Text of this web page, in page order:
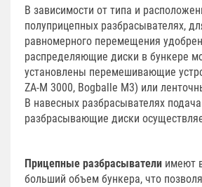
В зависимости от типа и
полуприцепных разбрасывателях,
равномерного перемещения
распределяющие диски в бункере
установлены перемешивающие
ZA-M 3000, Bogballe М3) или
В навесных разбрасывателях
разбрасывающие диски
Прицепные разбрасыватели имеют
больший объем бункера, что